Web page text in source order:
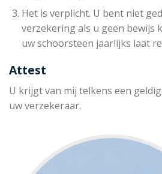
Het is verplicht. U bent niet
verzekering als u geen bewijs
uw schoorsteen jaarlijks laat
Attest
U krijgt van mij telkens een
uw verzekeraar.